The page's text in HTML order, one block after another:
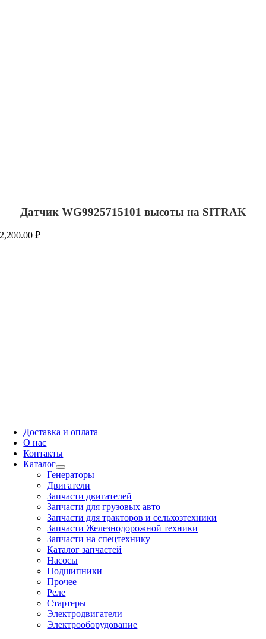
Датчик WG9925715101 высоты на SITRAK
2,200.00₽
Доставка и оплата
О нас
Контакты
Каталог
Генераторы
Двигатели
Запчасти двигателей
Запчасти для грузовых авто
Запчасти для тракторов и сельхозтехники
Запчасти Железнодорожной техники
Запчасти на спецтехнику
Каталог запчастей
Насосы
Подшипники
Прочее
Реле
Стартеры
Электродвигатели
Электрооборудование